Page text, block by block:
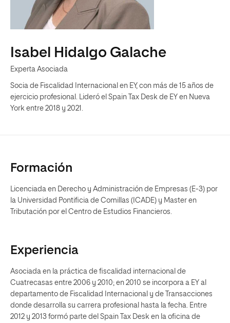
Isabel Hidalgo Galache
Experta Asociada
Socia de Fiscalidad Internacional en EY, con más de 15 años de
ejercicio profesional. Lideró el Spain Tax Desk de EY en Nueva
York entre 2018 y 2021.
Formación
Licenciada en Derecho y Administración de Empresas (E-3) por
la Universidad Pontificia de Comillas (ICADE) y Master en
Tributación por el Centro de Estudios Financieros.
Experiencia
Asociada en la práctica de fiscalidad internacional de
Cuatrecasas entre 2006 y 2010; en 2010 se incorpora a EY al
departamento de Fiscalidad Internacional y de Transacciones
donde desarrolla su carrera profesional hasta la fecha. Entre
2012 y 2013 formó parte del Spain Tax Desk en la oficina de